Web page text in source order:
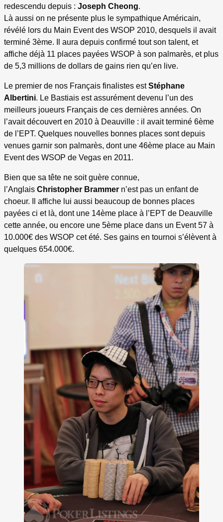
redescendu depuis : Joseph Cheong.
Là aussi on ne présente plus le sympathique Américain,
révélé lors du Main Event des WSOP 2010, desquels il avait
terminé 3ème. Il aura depuis confirmé tout son talent, et
affiche déjà 11 places payées WSOP à son palmarès, et plus
de 5,3 millions de dollars de gains rien qu’en live.
Le premier de nos Français finalistes estStéphane
Albertini. Le Bastiais est assurément devenu l’un des
meilleurs joueurs Français de ces dernières années. On
l’avait découvert en 2010 à Deauville : il avait terminé 6ème
de l’EPT. Quelques nouvelles bonnes places sont depuis
venues garnir son palmarès, dont une 46ème place au Main
Event des WSOP de Vegas en 2011.
Bien que sa tête ne soit guère connue,
l’Anglais Christopher Brammer n’est pas un enfant de
choeur. Il affiche lui aussi beaucoup de bonnes places
payées ci et là, dont une 14ème place à l’EPT de Deauville
cette année, ou encore une 5ème place dans un Event 57 à
10.000€ des WSOP cet été. Ses gains en tournoi s’élèvent à
quelques 654.000€.